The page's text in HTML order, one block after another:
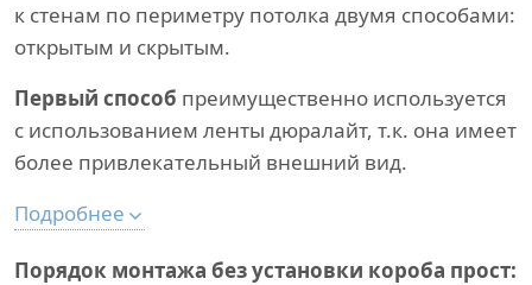
к стенам по периметру потолка двумя способами:
открытым и скрытым.
Первый способ преимущественно используется
с использованием ленты дюралайт, т.к. она имеет
более привлекательный внешний вид.
Подробнее
Порядок монтажа без установки короба прост: